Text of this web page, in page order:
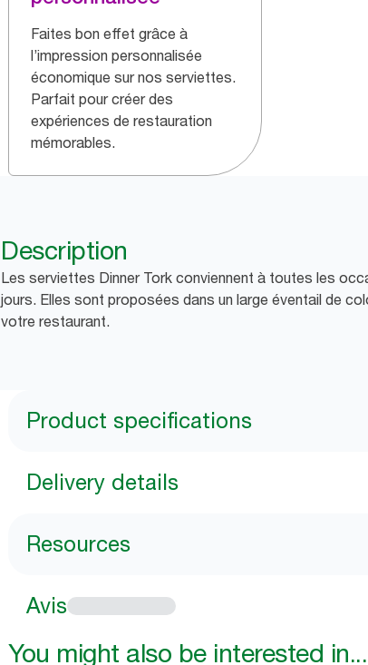
Faites bon effet grâce à
l’impression personnalisée
économique sur nos serviettes.
Parfait pour créer des
expériences de restauration
mémorables.
Description
Les serviettes Dinner Tork conviennent à toutes les
jours. Elles sont proposées dans un large éventail de
votre restaurant.
Product specifications
Delivery details
Resources
Avis
You might also be interested in...